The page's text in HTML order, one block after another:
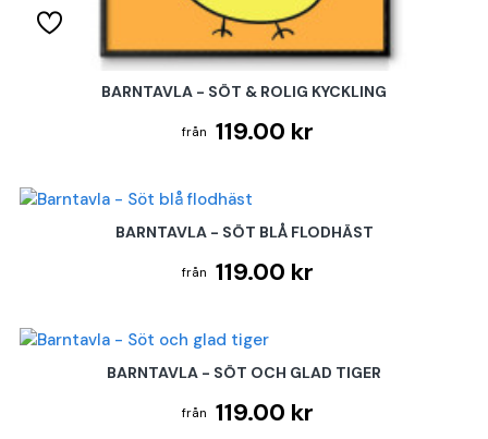
BARNTAVLA - SÖT & ROLIG KYCKLING
119.00 kr
BARNTAVLA - SÖT BLÅ FLODHÄST
119.00 kr
BARNTAVLA - SÖT OCH GLAD TIGER
119.00 kr